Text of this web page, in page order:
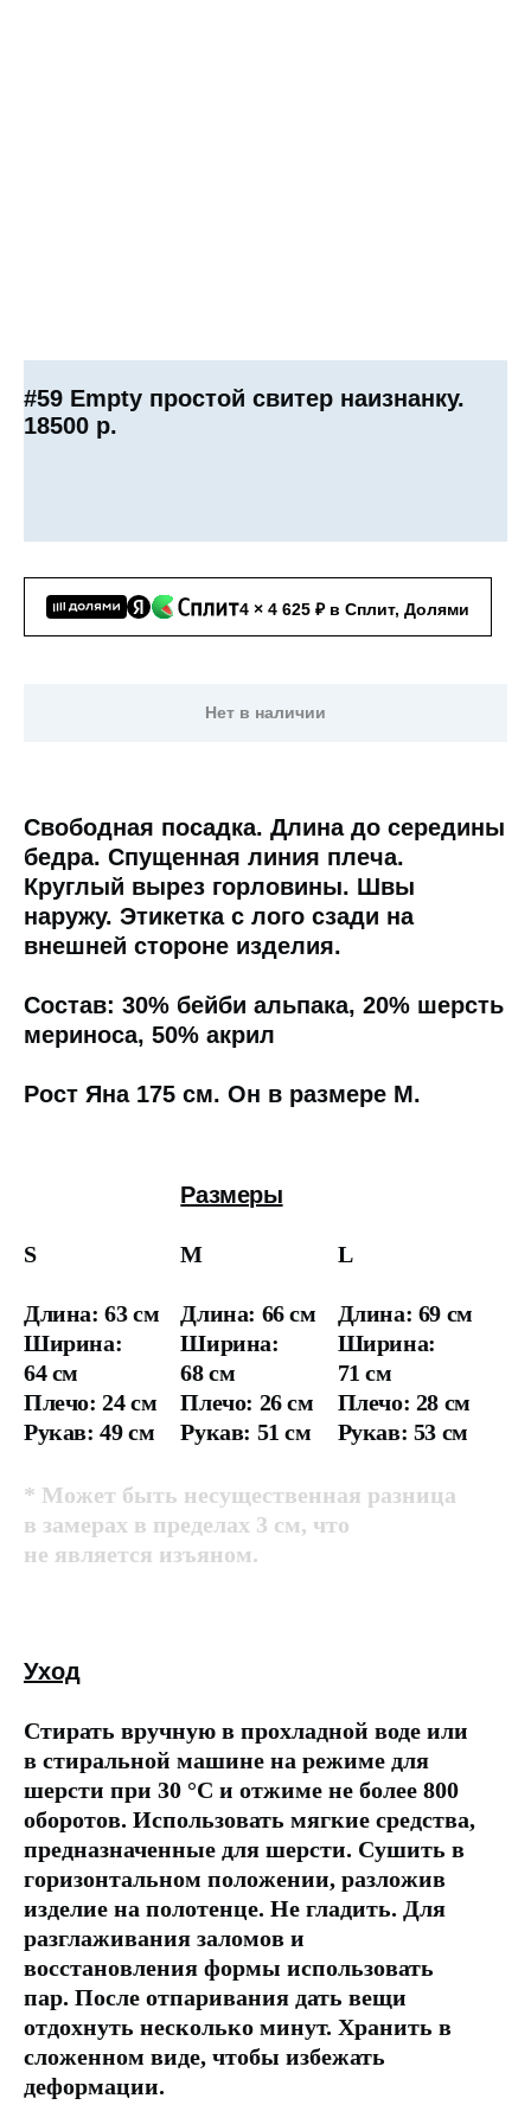
#59 Empty простой свитер наизнанку.
18500 р.
4 × 4 625 ₽ в Сплит, Долями
Нет в наличии
Свободная посадка. Длина до середины
бедра. Спущенная линия плеча.
Круглый вырез горловины. Швы
наружу. Этикетка с лого сзади на
внешней стороне изделия.
Состав: 30% бейби альпака, 20% шерсть
мериноса, 50% акрил
Рост Яна 175 см. Он в размере М.
S
Длина: 63 см
Ширина:
64 см
Плечо: 24 см
Рукав: 49 см
Размеры
M
Длина: 66 см
Ширина:
68 см
Плечо: 26 см
Рукав: 51 см
L
Длина: 69 см
Ширина:
71 см
Плечо: 28 см
Рукав: 53 см
* Может быть несущественная разница
в замерах в пределах 3 см, что
не является изъяном.
Уход
Стирать вручную в прохладной воде или
в стиральной машине на режиме для
шерсти при 30 °C и отжиме не более 800
оборотов. Использовать мягкие средства,
предназначенные для шерсти. Сушить в
горизонтальном положении, разложив
изделие на полотенце. Не гладить. Для
разглаживания заломов и
восстановления формы использовать
пар. После отпаривания дать вещи
отдохнуть несколько минут. Хранить в
сложенном виде, чтобы избежать
деформации.